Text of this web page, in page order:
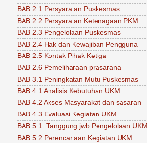
BAB 2.1 Persyaratan Puskesmas
BAB 2.2 Persyaratan Ketenagaan PKM
BAB 2.3 Pengelolaan Puskesmas
BAB 2.4 Hak dan Kewajiban Pengguna
BAB 2.5 Kontak Pihak Ketiga
BAB 2.6 Pemeliharaan prasarana
BAB 3.1 Peningkatan Mutu Puskesmas
BAB 4.1 Analisis Kebutuhan UKM
BAB 4.2 Akses Masyarakat dan sasaran
BAB 4.3 Evaluasi Kegiatan UKM
BAB 5.1. Tanggung jwb Pengelolaan UKM
BAB 5.2 Perencanaan Kegiatan UKM